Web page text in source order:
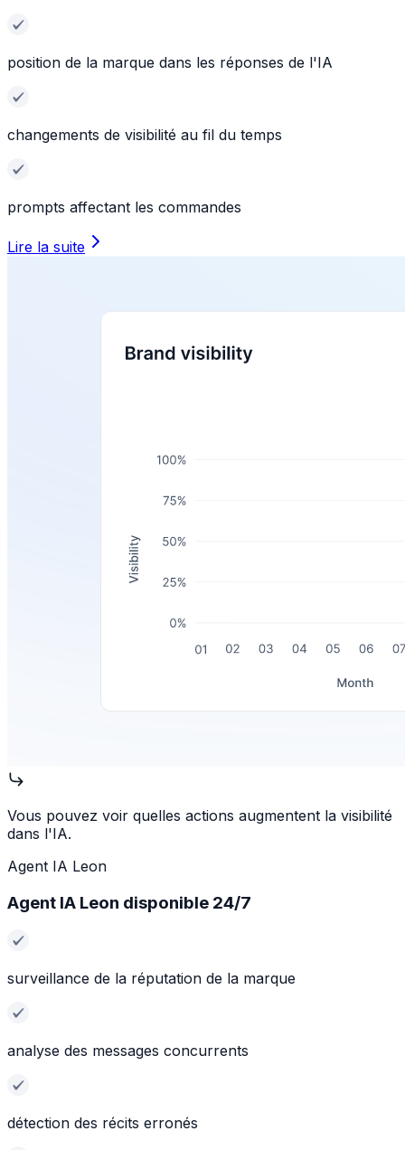
position de la marque dans les réponses de l'IA
changements de visibilité au fil du temps
prompts affectant les commandes
Lire la suite
Vous pouvez voir quelles actions augmentent la visibilité
dans l'IA.
Agent IA Leon
Agent IA Leon disponible 24/7
surveillance de la réputation de la marque
analyse des messages concurrents
détection des récits erronés